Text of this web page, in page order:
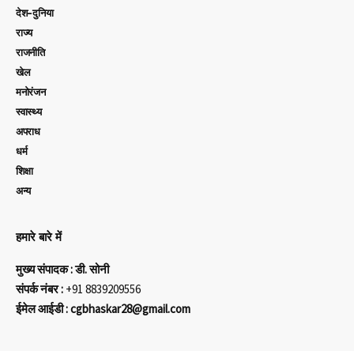
देश-दुनिया
राज्य
राजनीति
खेल
मनोरंजन
स्वास्थ्य
अपराध
धर्म
शिक्षा
अन्य
हमारे बारे में
मुख्य संपादक : डी. सोनी
संपर्क नंबर : +91 8839209556
ईमेल आईडी : cgbhaskar28@gmail.com